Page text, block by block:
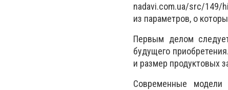
nadavi.com.ua/src/149/
из параметров, о
Первым делом
будущего
и размер продуктовых
Современные модели